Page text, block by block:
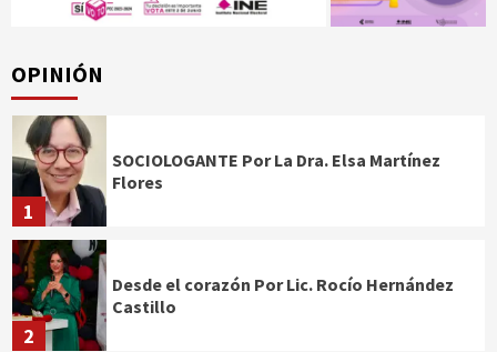
OPINIÓN
1
SOCIOLOGANTE Por La Dra. Elsa Martínez
Flores
2
Desde el corazón Por Lic. Rocío Hernández
Castillo